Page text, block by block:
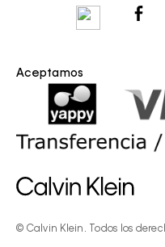
Aceptamos
© Calvin Klein. Todos los